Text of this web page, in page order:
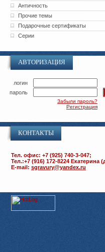
Античность
Прочие темы
Подарочные сертификаты
Серии
АВТОРИЗАЦИЯ
логин
пароль
Забыли пароль?
Регистрация
КОНТАКТЫ
Тел. офис: +7 (925) 740-3-047;
Тел.:+7 (916) 172-8224 Екатерина
E-mail: sgravury@yandex.ru